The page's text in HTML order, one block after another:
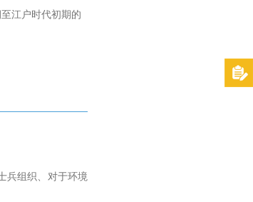
江户时代初期的
兵组织、对于环境